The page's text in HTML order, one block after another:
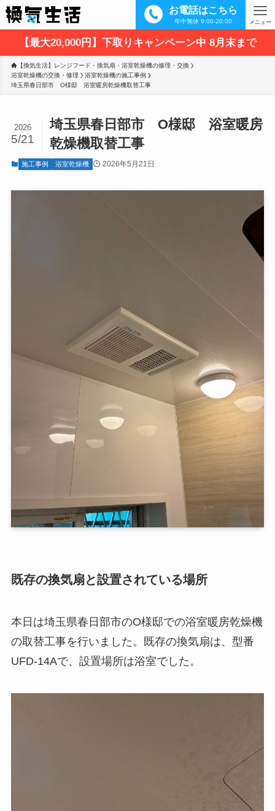
お電話はこちら
年中無休 9:00-20:00 メニュー
【最大20,000円】下取りキャンペーン中 8月末まで
【換気生活】レンジフード・換気扇・浴室乾燥機の修理・交換
浴室乾燥機の交換・修理
浴室乾燥機の施工事例
埼玉県春日部市　O様邸　浴室暖房乾燥機取替工事
埼玉県春日部市 O様邸 浴室暖房
乾燥機取替工事
2026
5/21
施工事例 浴室乾燥機 2026年5月21日
既存の換気扇と設置されている場所
本日は埼玉県春日部市のO様邸での浴室暖房乾燥機
の取替工事を行いました。既存の換気扇は、型番
UFD-14Aで、設置場所は浴室でした。